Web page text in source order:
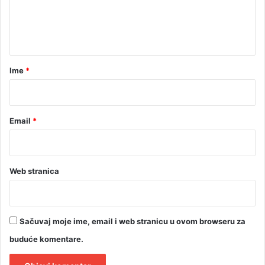
r
Ime *
Email *
Web stranica
Sačuvaj moje ime, email i web stranicu u ovom browseru za
buduće komentare.